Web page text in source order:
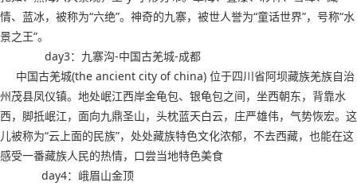
情、蓝冰，被称为“六绝”。神奇的九寨，被世人誉为“童话世界”，号称“水
景之王”。
day3：九寨沟-中国古羌城-成都
中国古羌城(the ancient city of china) 位于四川省阿坝藏族羌族自治
州茂县凤仪镇。地处岷江西岸金龟包、银龟包之间，坐西朝东，背靠水
西，脚抵岷江，面向九鼎圣山，头枕蓝天白云，庄严雄伟，气势恢宏。这
儿被称为“云上面的民族”，处处藏族特色文化浓郁，不去西藏，也能在这
感受一番藏族人民的热情，口尝当地特色美食
day4：峨眉山金顶